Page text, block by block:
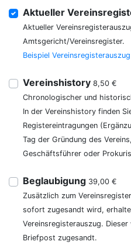
Aktueller
Aktueller
Amtsgericht/Vereinsregister.
Beispiel Vereinsregisterauszug
Vereinshistory 8,50 €
Chronologischer und
In der Vereinshistory finden
Registereintragungen
Tag der Gründung des
Geschäftsführer oder
Beglaubigung 39,00 €
Zusätzlich zum
sofort zugesandt wird,
Vereinsregisterauszug.
Briefpost zugesandt.